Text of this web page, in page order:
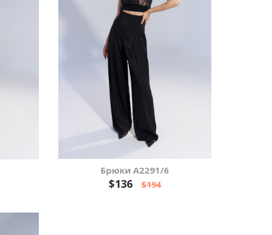
Брюки А2291/6
$136 $194